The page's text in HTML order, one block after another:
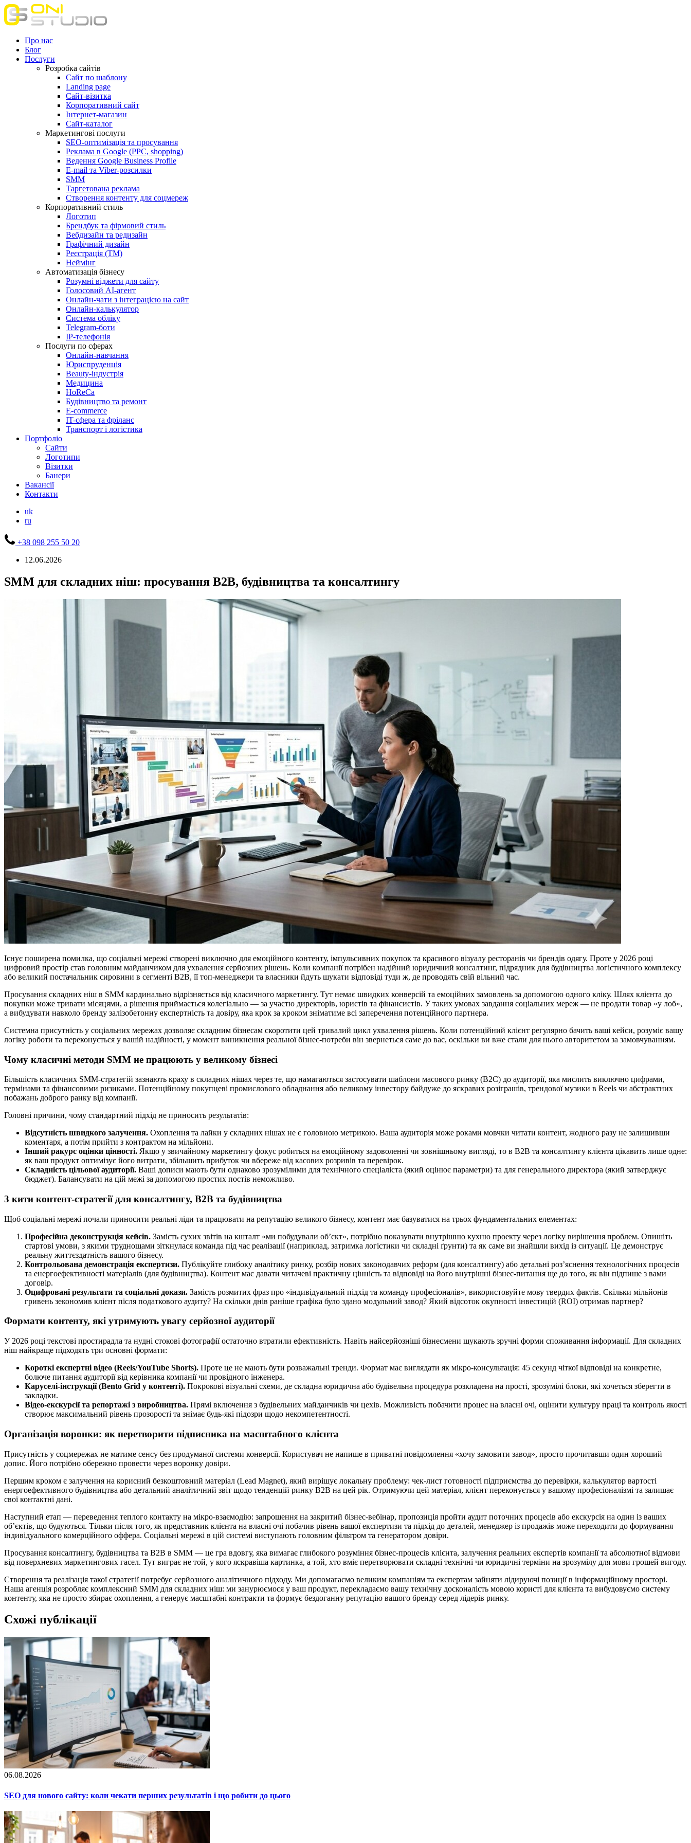
Про нас
Блог
Послуги
Розробка сайтів
Сайт по шаблону
Landing page
Сайт-візитка
Корпоративний сайт
Інтернет-магазин
Сайт-каталог
Маркетингові послуги
SEO-оптимізація та просування
Реклама в Google (PPC, shopping)
Ведення Google Business Profile
E-mail та Viber-розсилки
SMM
Таргетована реклама
Створення контенту для соцмереж
Корпоративний стиль
Логотип
Брендбук та фірмовий стиль
Вебдизайн та редизайн
Графічний дизайн
Реєстрація (ТМ)
Неймінг
Автоматизація бізнесу
Розумні віджети для сайту
Голосовий АІ-агент
Онлайн-чати з інтеграцією на сайт
Онлайн-калькулятор
Система обліку
Telegram-боти
IP-телефонія
Послуги по сферах
Онлайн-навчання
Юриспруденція
Beauty-індустрія
Медицина
HoReCa
Будівництво та ремонт
E-commerce
IT-сфера та фріланс
Транспорт і логістика
Портфоліо
Сайти
Логотипи
Візитки
Банери
Вакансії
Контакти
uk
ru
+38 098 255 50 20
12.06.2026
SMM для складних ніш: просування B2B, будівництва та консалтингу
Існує поширена помилка, що соціальні мережі створені виключно для емоційного контенту, імпульсивних покупок та красивого візуалу ресторанів чи брендів одягу. Проте у 2026 році
цифровий простір став головним майданчиком для ухвалення серйозних рішень. Коли компанії потрібен надійний юридичний консалтинг, підрядник для будівництва логістичного комплексу
або великий постачальник сировини в сегменті B2B, її топ-менеджери та власники йдуть шукати відповіді туди ж, де проводять свій вільний час.
Просування складних ніш в SMM кардинально відрізняється від класичного маркетингу. Тут немає швидких конверсій та емоційних замовлень за допомогою одного кліку. Шлях клієнта до
покупки може тривати місяцями, а рішення приймається колегіально — за участю директорів, юристів та фінансистів. У таких умовах завдання соціальних мереж — не продати товар «у лоб»,
а вибудувати навколо бренду залізобетонну експертність та довіру, яка крок за кроком зніматиме всі заперечення потенційного партнера.
Системна присутність у соціальних мережах дозволяє складним бізнесам скоротити цей тривалий цикл ухвалення рішень. Коли потенційний клієнт регулярно бачить ваші кейси, розуміє вашу
логіку роботи та переконується у вашій надійності, у момент виникнення реальної бізнес-потреби він звернеться саме до вас, оскільки ви вже стали для нього авторитетом за замовчуванням.
Чому класичні методи SMM не працюють у великому бізнесі
Більшість класичних SMM-стратегій зазнають краху в складних нішах через те, що намагаються застосувати шаблони масового ринку (B2C) до аудиторії, яка мислить виключно цифрами,
термінами та фінансовими ризиками. Потенційному покупцеві промислового обладнання або великому інвестору байдуже до яскравих розіграшів, трендової музики в Reels чи абстрактних
побажань доброго ранку від компанії.
Головні причини, чому стандартний підхід не приносить результатів:
Відсутність швидкого залучення. Охоплення та лайки у складних нішах не є головною метрикою. Ваша аудиторія може роками мовчки читати контент, жодного разу не залишивши
коментаря, а потім прийти з контрактом на мільйони.
Інший ракурс оцінки цінності. Якщо у звичайному маркетингу фокус робиться на емоційному задоволенні чи зовнішньому вигляді, то в B2B та консалтингу клієнта цікавить лише одне:
як ваш продукт оптимізує його витрати, збільшить прибуток чи вбереже від касових розривів та перевірок.
Складність цільової аудиторії. Ваші дописи мають бути однаково зрозумілими для технічного спеціаліста (який оцінює параметри) та для генерального директора (який затверджує
бюджет). Балансувати на цій межі за допомогою простих постів неможливо.
3 кити контент-стратегії для консалтингу, B2B та будівництва
Щоб соціальні мережі почали приносити реальні ліди та працювати на репутацію великого бізнесу, контент має базуватися на трьох фундаментальних елементах:
Професійна деконструкція кейсів. Замість сухих звітів на кшталт «ми побудували об’єкт», потрібно показувати внутрішню кухню проекту через логіку вирішення проблем. Опишіть
стартові умови, з якими труднощами зіткнулася команда під час реалізації (наприклад, затримка логістики чи складні ґрунти) та як саме ви знайшли вихід із ситуації. Це демонструє
реальну життєздатність вашого бізнесу.
Контрольована демонстрація експертизи. Публікуйте глибоку аналітику ринку, розбір нових законодавчих реформ (для консалтингу) або детальні роз’яснення технологічних процесів
та енергоефективності матеріалів (для будівництва). Контент має давати читачеві практичну цінність та відповіді на його внутрішні бізнес-питання ще до того, як він підпише з вами
договір.
Оцифровані результати та соціальні докази. Замість розмитих фраз про «індивідуальний підхід та команду професіоналів», використовуйте мову твердих фактів. Скільки мільйонів
гривень зекономив клієнт після податкового аудиту? На скільки днів раніше графіка було здано модульний завод? Який відсоток окупності інвестицій (ROI) отримав партнер?
Формати контенту, які утримують увагу серйозної аудиторії
У 2026 році текстові простирадла та нудні стокові фотографії остаточно втратили ефективність. Навіть найсерйозніші бізнесмени шукають зручні форми споживання інформації. Для складних
ніш найкраще підходять три основні формати:
Короткі експертні відео (Reels/YouTube Shorts). Проте це не мають бути розважальні тренди. Формат має виглядати як мікро-консультація: 45 секунд чіткої відповіді на конкретне,
болюче питання аудиторії від керівника компанії чи провідного інженера.
Каруселі-інструкції (Bento Grid у контенті). Покрокові візуальні схеми, де складна юридична або будівельна процедура розкладена на прості, зрозумілі блоки, які хочеться зберегти в
закладки.
Відео-екскурсії та репортажі з виробництва. Прямі включення з будівельних майданчиків чи цехів. Можливість побачити процес на власні очі, оцінити культуру праці та контроль якості
створює максимальний рівень прозорості та знімає будь-які підозри щодо некомпетентності.
Організація воронки: як перетворити підписника на масштабного клієнта
Присутність у соцмережах не матиме сенсу без продуманої системи конверсії. Користувач не напише в приватні повідомлення «хочу замовити завод», просто прочитавши один хороший
допис. Його потрібно обережно провести через воронку довіри.
Першим кроком є залучення на корисний безкоштовний матеріал (Lead Magnet), який вирішує локальну проблему: чек-лист готовності підприємства до перевірки, калькулятор вартості
енергоефективного будівництва або детальний аналітичний звіт щодо тенденцій ринку B2B на цей рік. Отримуючи цей матеріал, клієнт переконується у вашому професіоналізмі та залишає
свої контактні дані.
Наступний етап — переведення теплого контакту на мікро-взаємодію: запрошення на закритий бізнес-вебінар, пропозиція пройти аудит поточних процесів або екскурсія на один із ваших
об’єктів, що будуються. Тільки після того, як представник клієнта на власні очі побачив рівень вашої експертизи та підхід до деталей, менеджер із продажів може переходити до формування
індивідуального комерційного оффера. Соціальні мережі в цій системі виступають головним фільтром та генератором довіри.
Просування консалтингу, будівництва та B2B в SMM — це гра вдовгу, яка вимагає глибокого розуміння бізнес-процесів клієнта, залучення реальних експертів компанії та абсолютної відмови
від поверхневих маркетингових гасел. Тут виграє не той, у кого яскравіша картинка, а той, хто вміє перетворювати складні технічні чи юридичні терміни на зрозумілу для мови грошей вигоду.
Створення та реалізація такої стратегії потребує серйозного аналітичного підходу. Ми допомагаємо великим компаніям та експертам зайняти лідируючі позиції в інформаційному просторі.
Наша агенція розробляє комплексний SMM для складних ніш: ми занурюємося у ваш продукт, перекладаємо вашу технічну досконалість мовою користі для клієнта та вибудовуємо систему
контенту, яка не просто збирає охоплення, а генерує масштабні контракти та формує бездоганну репутацію вашого бренду серед лідерів ринку.
Схожі публікації
06.08.2026
SEO для нового сайту: коли чекати перших результатів і що робити до цього